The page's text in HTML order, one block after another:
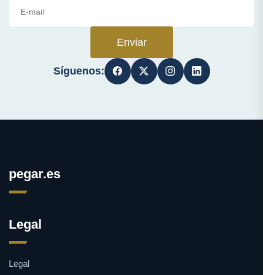
Enviar
Síguenos:
pegar.es
Legal
Legal